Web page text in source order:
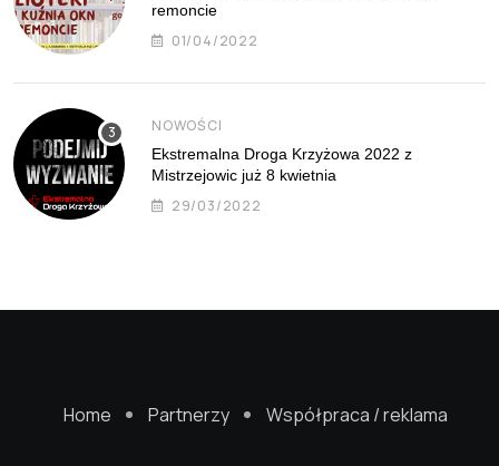
remoncie
01/04/2022
NOWOŚCI
Ekstremalna Droga Krzyżowa 2022 z
Mistrzejowic już 8 kwietnia
29/03/2022
Home Partnerzy Współpraca / reklama